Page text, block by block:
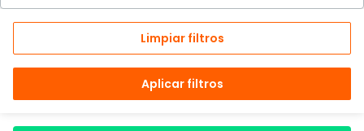
Limpiar filtros
Aplicar filtros